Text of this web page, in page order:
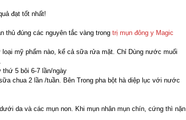
đạt tốt nhất!
thủ đúng các nguyên tắc vàng trong trị mụn đông y Magic
mỹ phẩm nào, kể cả sữa rửa mặt. Chỉ Dùng nước muối
thứ 5 bôi 6-7 lần/ngày
chua 2 lần /tuần. Bên Trong pha bột hà diệp lục với nước
da và các mụn non. Khi mụn nhân mụn chín, cứng thì nặn